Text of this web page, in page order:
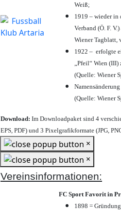
Weiß;
1919 – wieder in
Verband (Ö. F.
Wiener Tagblatt,
1922 – erfolgte
„Pfeil“ Wien (III)
(Quelle: Wiener
(Quelle: Wiener
Download: Im Downloadpaket sind 4
EPS, PDF) und 3 Pixelgrafikformate (JPG,
×
×
Vereinsinformationen:
FC Sport Favorit in
1898 =